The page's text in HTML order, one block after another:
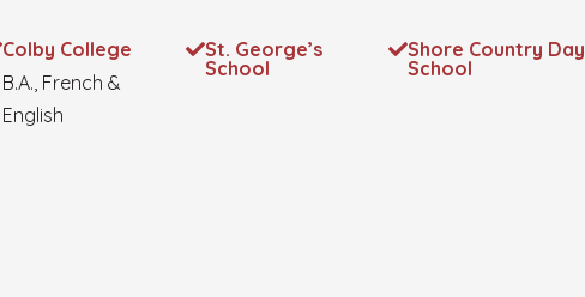
Colby College
B.A., French &
English
St. George’s
School
Shore Country Day
School